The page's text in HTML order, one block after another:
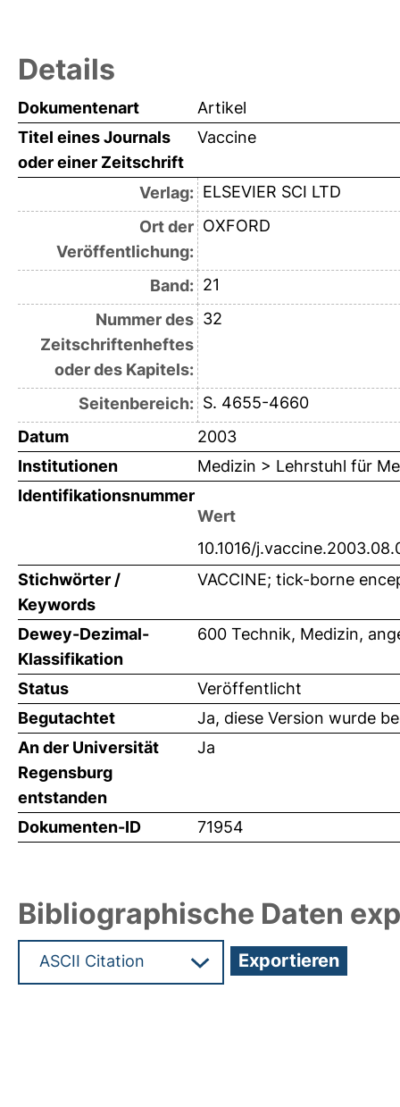
Details
Dokumentenart
Artikel
Titel eines Journals
oder einer Zeitschrift
Vaccine
Verlag: ELSEVIER SCI LTD
Ort der
Veröffentlichung:
OXFORD
Band: 21
Nummer des
Zeitschriftenheftes
oder des Kapitels:
32
Seitenbereich: S. 4655-4660
Datum
2003
Institutionen
Medizin > Lehrstuhl für
Identifikationsnummer
Wert
10.1016/
Stichwörter /
Keywords
VACCINE; tick-borne
Dewey-Dezimal-
Klassifikation
600 Technik, Medizin,
Status
Veröffentlicht
Begutachtet
Ja, diese Version wurde
An der Universität
Regensburg
entstanden
Ja
Dokumenten-ID 71954
Bibliographische Daten